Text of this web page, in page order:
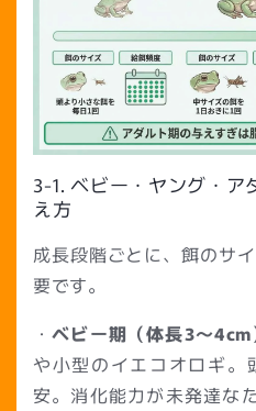
3-1. ベビー・ヤング・ア
え方
成長段階ごとに、餌のサ
要です。
・ベビー期（体長3〜4cm
や小型のイエコオロギ。
安。消化能力が未発達な